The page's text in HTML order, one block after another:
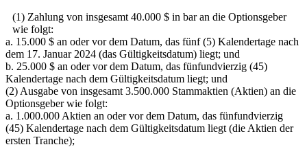
(1) Zahlung von insgesamt 40.000 $ in bar an die Optionsgeber
wie folgt:
a. 15.000 $ an oder vor dem Datum, das fünf (5) Kalendertage nach
dem 17. Januar 2024 (das Gültigkeitsdatum) liegt; und
b. 25.000 $ an oder vor dem Datum, das fünfundvierzig (45)
Kalendertage nach dem Gültigkeitsdatum liegt; und
(2) Ausgabe von insgesamt 3.500.000 Stammaktien (Aktien) an die
Optionsgeber wie folgt:
a. 1.000.000 Aktien an oder vor dem Datum, das fünfundvierzig
(45) Kalendertage nach dem Gültigkeitsdatum liegt (die Aktien der
ersten Tranche);